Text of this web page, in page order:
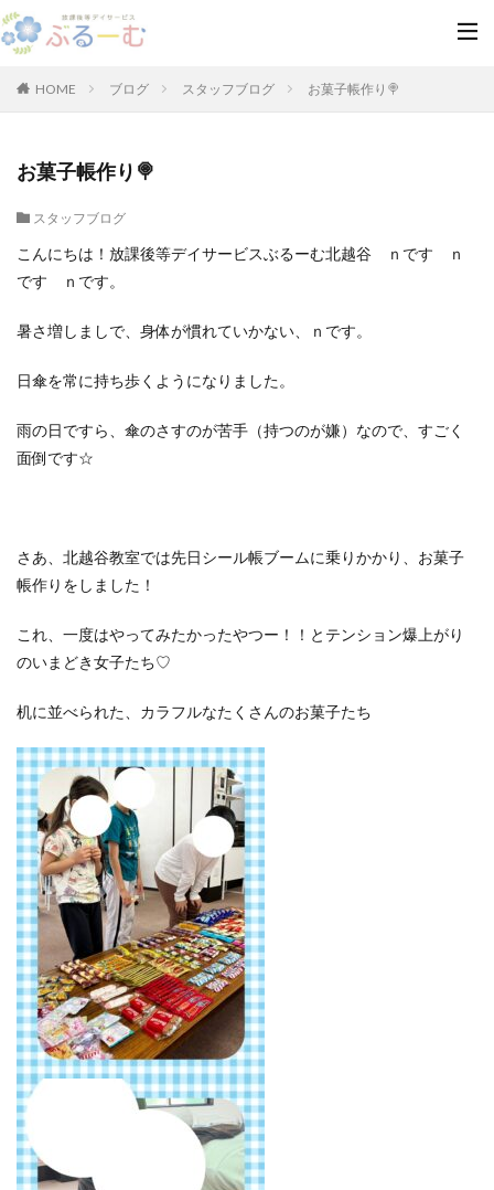
HOME ブログ スタッフブログ お菓子帳作り🍭
お菓子帳作り🍭
スタッフブログ
こんにちは！放課後等デイサービスぶるーむ北越谷 ｎです ｎ
です ｎです。
暑さ増しましで、身体が慣れていかない、ｎです。
日傘を常に持ち歩くようになりました。
雨の日ですら、傘のさすのが苦手（持つのが嫌）なので、すごく
面倒です☆
さあ、北越谷教室では先日シール帳ブームに乗りかかり、お菓子
帳作りをしました！
これ、一度はやってみたかったやつー！！とテンション爆上がり
のいまどき女子たち♡
机に並べられた、カラフルなたくさんのお菓子たち